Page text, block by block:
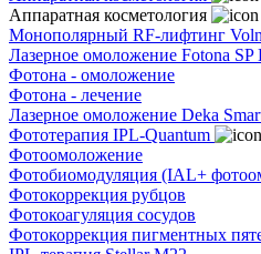
Аппаратная косметология
Монополярный RF-лифтинг
Лазерное омоложение Fotona SP
Фотона - омоложение
Фотона - лечение
Лазерное омоложение Deka
Фототерапия IPL-Quantum
Фотоомоложение
Фотобиомодуляция (IAL+
Фотокоррекция рубцов
Фотокоагуляция сосудов
Фотокоррекция пигментных